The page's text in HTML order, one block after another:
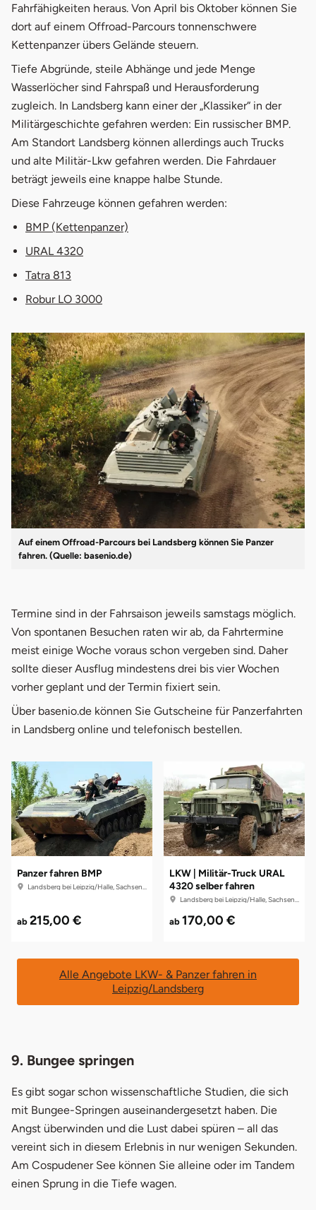
Fahrfähigkeiten heraus. Von April bis Oktober können Sie
dort auf einem Offroad-Parcours tonnenschwere
Kettenpanzer übers Gelände steuern.
Tiefe Abgründe, steile Abhänge und jede Menge
Wasserlöcher sind Fahrspaß und Herausforderung
zugleich. In Landsberg kann einer der „Klassiker“ in der
Militärgeschichte gefahren werden: Ein russischer BMP.
Am Standort Landsberg können allerdings auch Trucks
und alte Militär-Lkw gefahren werden. Die Fahrdauer
beträgt jeweils eine knappe halbe Stunde.
Diese Fahrzeuge können gefahren werden:
BMP (Kettenpanzer)
URAL 4320
Tatra 813
Robur LO 3000
Auf einem Offroad-Parcours bei Landsberg können Sie Panzer
fahren. (Quelle: basenio.de)
Termine sind in der Fahrsaison jeweils samstags möglich.
Von spontanen Besuchen raten wir ab, da Fahrtermine
meist einige Woche voraus schon vergeben sind. Daher
sollte dieser Ausflug mindestens drei bis vier Wochen
vorher geplant und der Termin fixiert sein.
Über basenio.de können Sie Gutscheine für Panzerfahrten
in Landsberg online und telefonisch bestellen.
Panzer fahren BMP
Landsberg bei Leipzig/Halle, Sachsen-Anhalt
ab 215,00 €
LKW | Militär-Truck URAL
4320 selber fahren
Landsberg bei Leipzig/Halle, Sachsen-Anhalt
ab 170,00 €
Alle Angebote LKW- & Panzer fahren in
Leipzig/Landsberg
9. Bungee springen
Es gibt sogar schon wissenschaftliche Studien, die sich
mit Bungee-Springen auseinandergesetzt haben. Die
Angst überwinden und die Lust dabei spüren – all das
vereint sich in diesem Erlebnis in nur wenigen Sekunden.
Am Cospudener See können Sie alleine oder im Tandem
einen Sprung in die Tiefe wagen.